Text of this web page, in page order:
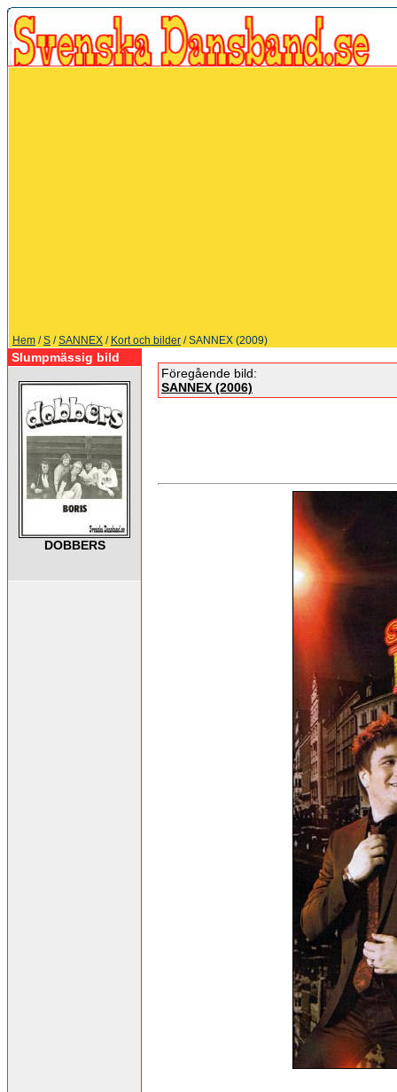
Hem /S /SANNEX / Kort och bilder / SANNEX (2009)
Slumpmässig bild
DOBBERS
Föregående bild:
SANNEX (2006)